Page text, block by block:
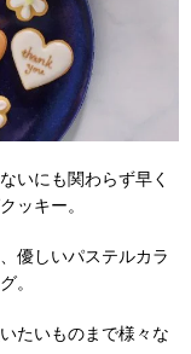
いにも関わらず早く
ッキー。
優しいパステルカラ
。
たいものまで様々な